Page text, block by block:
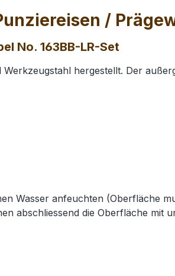
/
No. 163BB-LR-Set
hergestellt. Der
Wasser anfeuchten (Oberfläche
abschliessend die Oberfläche mit